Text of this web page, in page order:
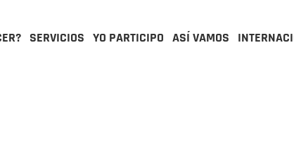
SERVICIOS YO PARTICIPO ASÍ VAMOS